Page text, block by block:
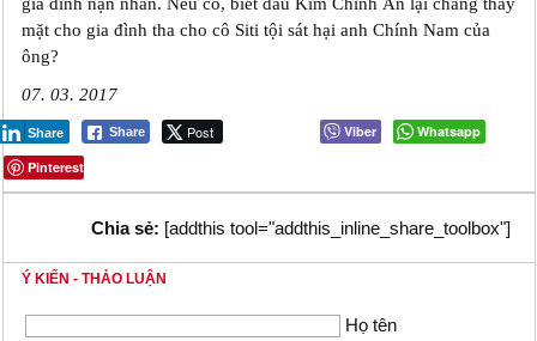
gia đình nạn nhân. Nếu có, biết đâu Kim Chính Ân lại chẳng thay
mặt cho gia đình tha cho cô Siti tội sát hại anh Chính Nam của
ông?
07. 03. 2017
Share Post
Share Viber
Whatsapp
Pinterest
Chia sẻ: [addthis tool="addthis_inline_share_toolbox"]
Ý KIẾN - THẢO LUẬN
Họ tên